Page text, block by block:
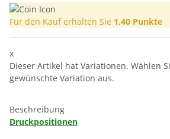
Für den Kauf erhalten Sie 1,40 Punkte
x
Dieser Artikel hat Variationen. Wählen
gewünschte Variation aus.
Beschreibung
Druckpositionen